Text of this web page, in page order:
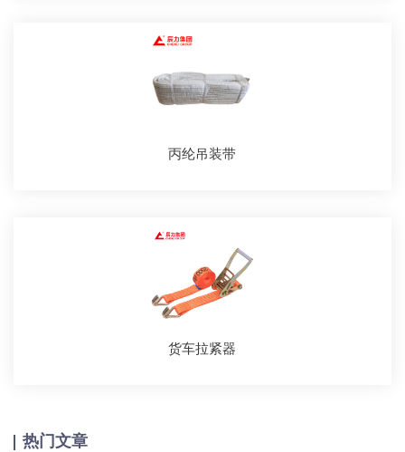
丙纶吊装带
货车拉紧器
热门文章